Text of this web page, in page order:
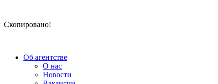
Скопировано!
Об агентстве
О нас
Новости